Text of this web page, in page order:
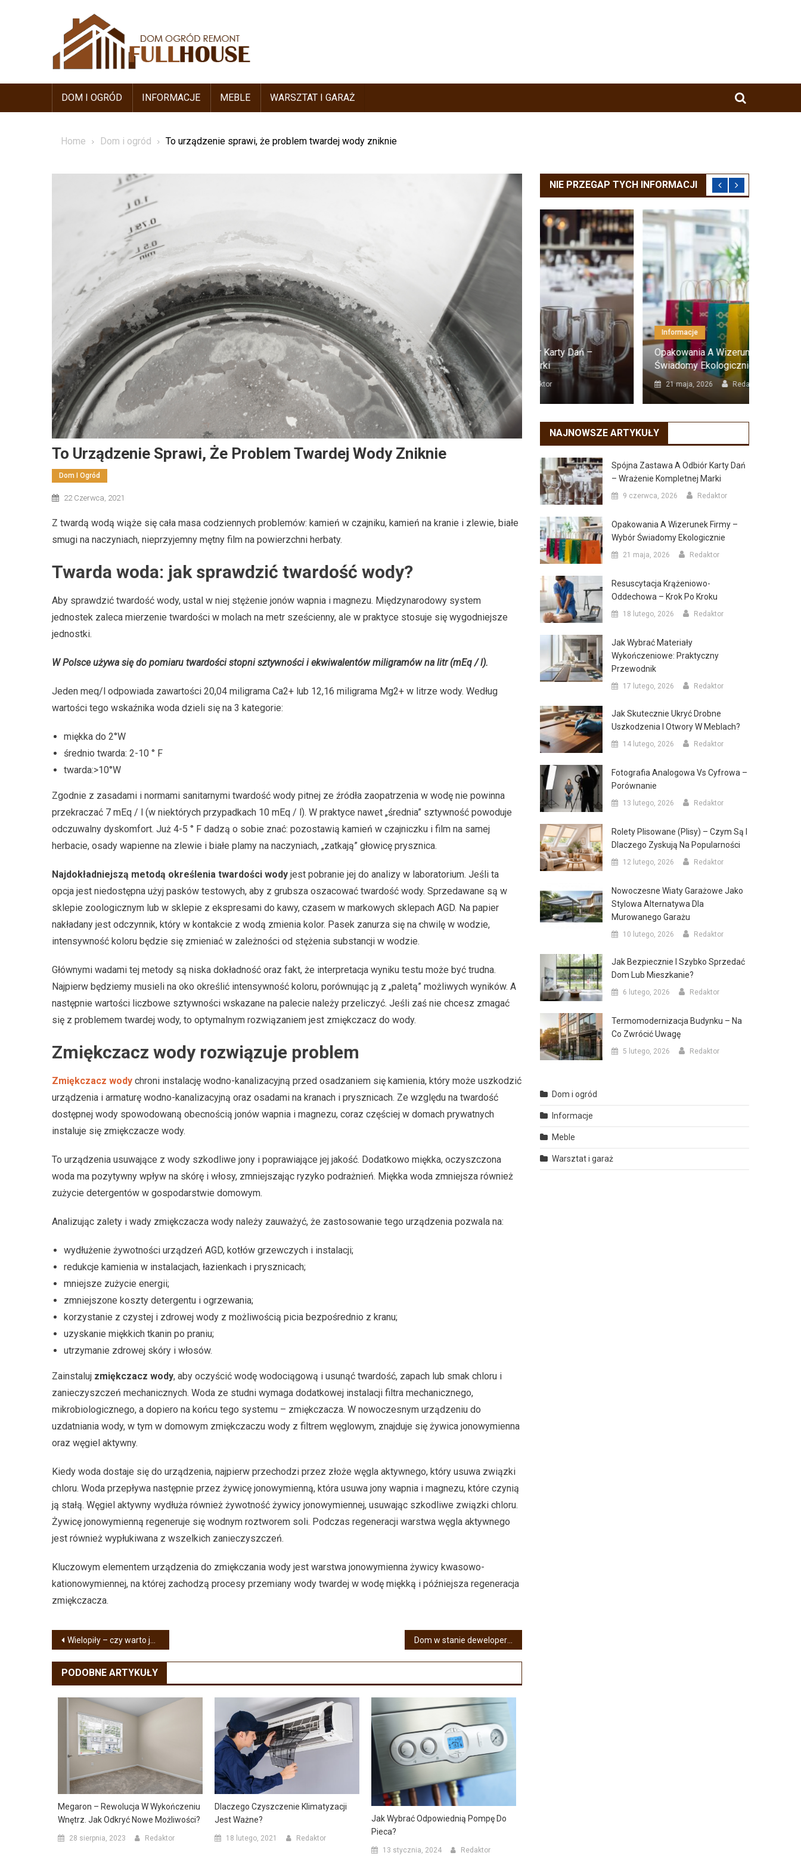
DOM I OGRÓD INFORMACJE MEBLE WARSZTAT I GARAŻ
Home Dom i ogród To urządzenie sprawi, że problem twardej wody zniknie
To Urządzenie Sprawi, Że Problem Twardej Wody Zniknie
Dom I Ogród
22 Czerwca, 2021
Z twardą wodą wiąże się cała masa codziennych problemów: kamień w czajniku, kamień na kranie i zlewie, białe
smugi na naczyniach, nieprzyjemny mętny film na powierzchni herbaty.
Twarda woda: jak sprawdzić twardość wody?
Aby sprawdzić twardość wody, ustal w niej stężenie jonów wapnia i magnezu. Międzynarodowy system
jednostek zaleca mierzenie twardości w molach na metr sześcienny, ale w praktyce stosuje się wygodniejsze
jednostki.
W Polsce używa się do pomiaru twardości stopni sztywności i ekwiwalentów miligramów na litr (mEq / l).
Jeden meq/l odpowiada zawartości 20,04 miligrama Ca2+ lub 12,16 miligrama Mg2+ w litrze wody. Według
wartości tego wskaźnika woda dzieli się na 3 kategorie:
miękka do 2°W
średnio twarda: 2-10 ° F
twarda:>10°W
Zgodnie z zasadami i normami sanitarnymi twardość wody pitnej ze źródła zaopatrzenia w wodę nie powinna
przekraczać 7 mEq / l (w niektórych przypadkach 10 mEq / l). W praktyce nawet „średnia” sztywność powoduje
odczuwalny dyskomfort. Już 4-5 ° F dadzą o sobie znać: pozostawią kamień w czajniczku i film na samej
herbacie, osady wapienne na zlewie i białe plamy na naczyniach, „zatkają” głowicę prysznica.
Najdokładniejszą metodą określenia twardości wody jest pobranie jej do analizy w laboratorium. Jeśli ta
opcja jest niedostępna użyj pasków testowych, aby z grubsza oszacować twardość wody. Sprzedawane są w
sklepie zoologicznym lub w sklepie z ekspresami do kawy, czasem w markowych sklepach AGD. Na papier
nakładany jest odczynnik, który w kontakcie z wodą zmienia kolor. Pasek zanurza się na chwilę w wodzie,
intensywność koloru będzie się zmieniać w zależności od stężenia substancji w wodzie.
Głównymi wadami tej metody są niska dokładność oraz fakt, że interpretacja wyniku testu może być trudna.
Najpierw będziemy musieli na oko określić intensywność koloru, porównując ją z „paletą” możliwych wyników. A
następnie wartości liczbowe sztywności wskazane na palecie należy przeliczyć. Jeśli zaś nie chcesz zmagać
się z problemem twardej wody, to optymalnym rozwiązaniem jest zmiękczacz do wody.
Zmiękczacz wody rozwiązuje problem
Zmiękczacz wody chroni instalację wodno-kanalizacyjną przed osadzaniem się kamienia, który może uszkodzić
urządzenia i armaturę wodno-kanalizacyjną oraz osadami na kranach i prysznicach. Ze względu na twardość
dostępnej wody spowodowaną obecnością jonów wapnia i magnezu, coraz częściej w domach prywatnych
instaluje się zmiękczacze wody.
To urządzenia usuwające z wody szkodliwe jony i poprawiające jej jakość. Dodatkowo miękka, oczyszczona
woda ma pozytywny wpływ na skórę i włosy, zmniejszając ryzyko podrażnień. Miękka woda zmniejsza również
zużycie detergentów w gospodarstwie domowym.
Analizując zalety i wady zmiękczacza wody należy zauważyć, że zastosowanie tego urządzenia pozwala na:
wydłużenie żywotności urządzeń AGD, kotłów grzewczych i instalacji;
redukcje kamienia w instalacjach, łazienkach i prysznicach;
mniejsze zużycie energii;
zmniejszone koszty detergentu i ogrzewania;
korzystanie z czystej i zdrowej wody z możliwością picia bezpośrednio z kranu;
uzyskanie miękkich tkanin po praniu;
utrzymanie zdrowej skóry i włosów.
Zainstaluj zmiękczacz wody, aby oczyścić wodę wodociągową i usunąć twardość, zapach lub smak chloru i
zanieczyszczeń mechanicznych. Woda ze studni wymaga dodatkowej instalacji filtra mechanicznego,
mikrobiologicznego, a dopiero na końcu tego systemu – zmiękczacza. W nowoczesnym urządzeniu do
uzdatniania wody, w tym w domowym zmiękczaczu wody z filtrem węglowym, znajduje się żywica jonowymienna
oraz węgiel aktywny.
Kiedy woda dostaje się do urządzenia, najpierw przechodzi przez złoże węgla aktywnego, który usuwa związki
chloru. Woda przepływa następnie przez żywicę jonowymienną, która usuwa jony wapnia i magnezu, które czynią
ją stałą. Węgiel aktywny wydłuża również żywotność żywicy jonowymiennej, usuwając szkodliwe związki chloru.
Żywicę jonowymienną regeneruje się wodnym roztworem soli. Podczas regeneracji warstwa węgla aktywnego
jest również wypłukiwana z wszelkich zanieczyszczeń.
Kluczowym elementem urządzenia do zmiękczania wody jest warstwa jonowymienna żywicy kwasowo-
kationowymiennej, na której zachodzą procesy przemiany wody twardej w wodę miękką i późniejsza regeneracja
zmiękczacza.
Nawigacja
wpisu
Wielopiły – czy warto ją zakupić do zakładu? Dom w stanie deweloperskim – czy warto go kupić?
PODOBNE ARTYKUŁY
Megaron – Rewolucja W Wykończeniu
Wnętrz. Jak Odkryć Nowe Możliwości?
28 sierpnia, 2023 Redaktor
Dlaczego Czyszczenie Klimatyzacji
Jest Ważne?
18 lutego, 2021 Redaktor
Jak Wybrać Odpowiednią Pompę Do
Pieca?
13 stycznia, 2024 Redaktor
NIE PRZEGAP TYCH INFORMACJI
Dom I Ogród
Jak Wybrać Materiały Wykończeniowe:
Praktyczny Przewodnik
17 lutego, 2026 Redaktor
Informacje
Spójna Zastawa A Odbiór Karty Dań –
Wrażenie Kompletnej Marki
9 czerwca, 2026 Redaktor
Informacje
Opakowania A Wizerunek Firmy – Wybór
Świadomy Ekologicznie
21 maja, 2026 Redaktor
NAJNOWSZE ARTYKUŁY
Spójna Zastawa A Odbiór Karty Dań
– Wrażenie Kompletnej Marki
9 czerwca, 2026 Redaktor
Opakowania A Wizerunek Firmy –
Wybór Świadomy Ekologicznie
21 maja, 2026 Redaktor
Resuscytacja Krążeniowo-
Oddechowa – Krok Po Kroku
18 lutego, 2026 Redaktor
Jak Wybrać Materiały
Wykończeniowe: Praktyczny
Przewodnik
17 lutego, 2026 Redaktor
Jak Skutecznie Ukryć Drobne
Uszkodzenia I Otwory W Meblach?
14 lutego, 2026 Redaktor
Fotografia Analogowa Vs Cyfrowa –
Porównanie
13 lutego, 2026 Redaktor
Rolety Plisowane (plisy) – Czym Są I
Dlaczego Zyskują Na Popularności
12 lutego, 2026 Redaktor
Nowoczesne Wiaty Garażowe Jako
Stylowa Alternatywa Dla
Murowanego Garażu
10 lutego, 2026 Redaktor
Jak Bezpiecznie I Szybko Sprzedać
Dom Lub Mieszkanie?
6 lutego, 2026 Redaktor
Termomodernizacja Budynku – Na
Co Zwrócić Uwagę
5 lutego, 2026 Redaktor
Dom i ogród
Informacje
Meble
Warsztat i garaż